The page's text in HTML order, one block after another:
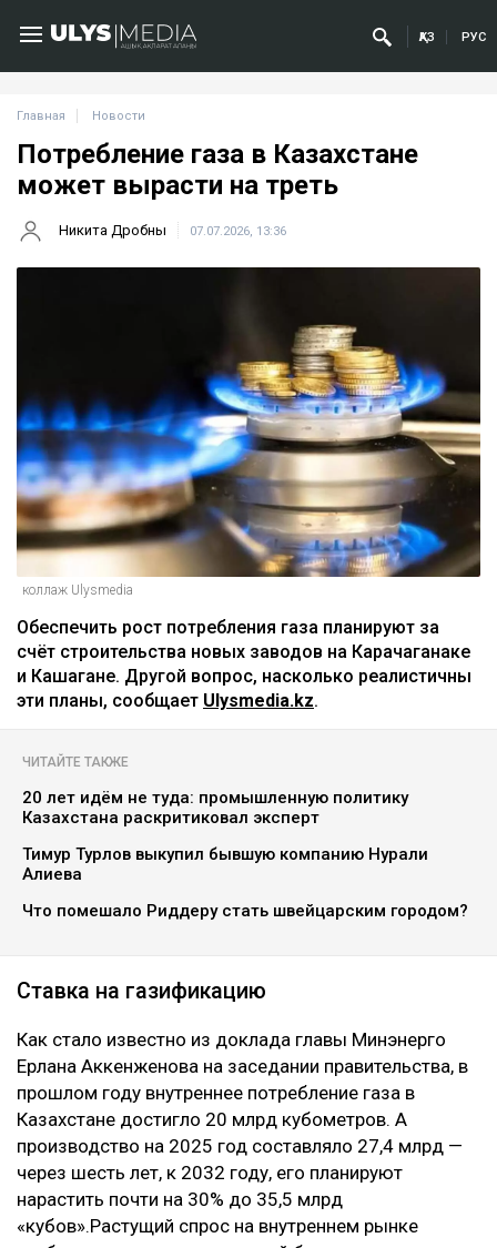
ҚАЗ РУС
Главная Новости
Потребление газа в Казахстане
может вырасти на треть
Никита Дробны 07.07.2026, 13:36
коллаж Ulysmedia
Обеспечить рост потребления газа планируют за
счёт строительства новых заводов на Карачаганаке
и Кашагане. Другой вопрос, насколько реалистичны
эти планы, сообщает Ulysmedia.kz.
ЧИТАЙТЕ ТАКЖЕ
20 лет идём не туда: промышленную политику
Казахстана раскритиковал эксперт
Тимур Турлов выкупил бывшую компанию Нурали
Алиева
Что помешало Риддеру стать швейцарским городом?
Ставка на газификацию
Как стало известно из доклада главы Минэнерго
Ерлана Аккенженова на заседании правительства, в
прошлом году внутреннее потребление газа в
Казахстане достигло 20 млрд кубометров. А
производство на 2025 год составляло 27,4 млрд —
через шесть лет, к 2032 году, его планируют
нарастить почти на 30% до 35,5 млрд
«кубов».Растущий спрос на внутреннем рынке